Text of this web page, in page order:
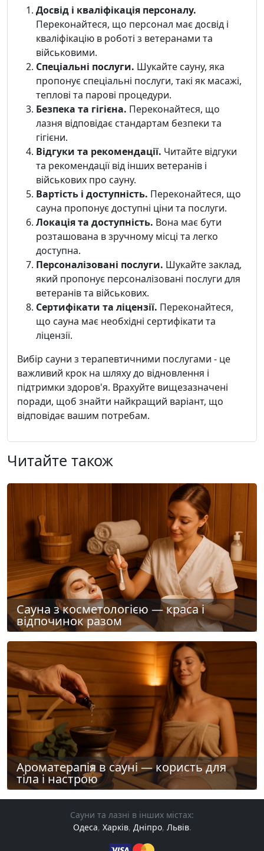
Досвід і кваліфікація персоналу.
Переконайтеся, що персонал має досвід і
кваліфікацію в роботі з ветеранами та
військовими.
Спеціальні послуги. Шукайте сауну, яка
пропонує спеціальні послуги, такі як масажі,
теплові та парові процедури.
Безпека та гігієна. Переконайтеся, що
лазня відповідає стандартам безпеки та
гігієни.
Відгуки та рекомендації. Читайте відгуки
та рекомендації від інших ветеранів і
військових про сауну.
Вартість і доступність. Переконайтеся, що
сауна пропонує доступні ціни та послуги.
Локація та доступність. Вона має бути
розташована в зручному місці та легко
доступна.
Персоналізовані послуги. Шукайте заклад,
який пропонує персоналізовані послуги для
ветеранів та військових.
Сертифікати та ліцензії. Переконайтеся,
що сауна має необхідні сертифікати та
ліцензії.
Вибір сауни з терапевтичними послугами - це
важливий крок на шляху до відновлення і
підтримки здоров'я. Врахуйте вищезазначені
поради, щоб знайти найкращий варіант, що
відповідає вашим потребам.
Читайте також
Сауна з косметологією — краса і
відпочинок разом
Ароматерапія в сауні — користь для
тіла і настрою
Сауни та лазні в інших містах:
Одеса, Харків, Дніпро, Львів.